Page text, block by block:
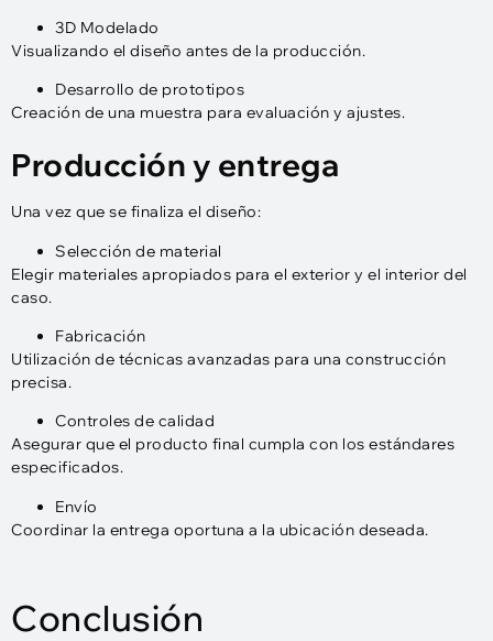
3D Modelado
Visualizando el diseño antes de la producción.
Desarrollo de prototipos
Creación de una muestra para evaluación y ajustes.
Producción y entrega
Una vez que se finaliza el diseño:
Selección de material
Elegir materiales apropiados para el exterior y el interior del
caso.
Fabricación
Utilización de técnicas avanzadas para una construcción
precisa.
Controles de calidad
Asegurar que el producto final cumpla con los estándares
especificados.
Envío
Coordinar la entrega oportuna a la ubicación deseada.
Conclusión